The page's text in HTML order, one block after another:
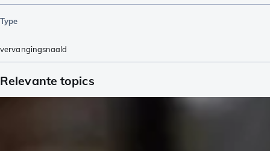
Type
vervangingsnaald
Relevante topics